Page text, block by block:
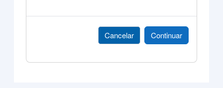
Cancelar Continuar